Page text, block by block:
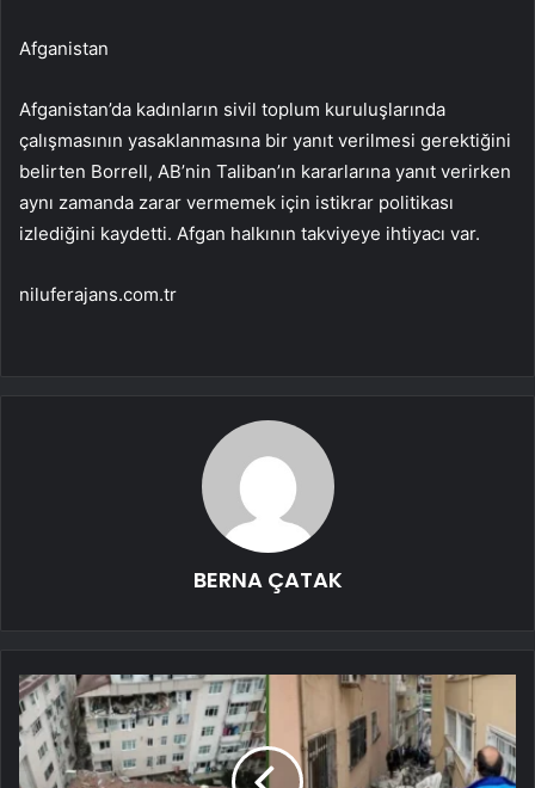
Afganistan
Afganistan’da kadınların sivil toplum kuruluşlarında
çalışmasının yasaklanmasına bir yanıt verilmesi gerektiğini
belirten Borrell, AB’nin Taliban’ın kararlarına yanıt verirken
aynı zamanda zarar vermemek için istikrar politikası
izlediğini kaydetti. Afgan halkının takviyeye ihtiyacı var.
niluferajans.com.tr
BERNA ÇATAK